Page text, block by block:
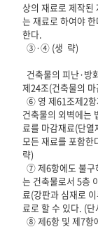
상의 재료로 제작된
는 재료로 하여야
한다.
제24조(건축물의
건축물의 외벽에는
료를 마감재료(단열
모든 재료를 포함한
략)
는 건축물로서 5층
료(강판과 심재로
료로 할 수 있다. (단